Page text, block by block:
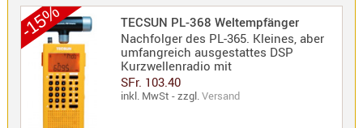
Kabel
-15%
TECSUN PL-368 Weltempfänger
Nachfolger des PL-365. Kleines, aber
umfangreich ausgestattes DSP
Kurzwellenradio mit
SFr. 103.40
inkl. MwSt - zzgl.Versand